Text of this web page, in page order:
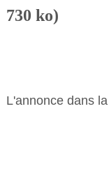
730 ko)
L'annonce dans